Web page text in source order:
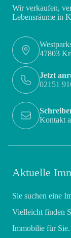
Wir verkaufen,
Lebensräume in
47803
Jetzt
02151
Kontakt
Aktuelle
Sie suchen eine
Vielleicht finden
Immobilie für Sie.